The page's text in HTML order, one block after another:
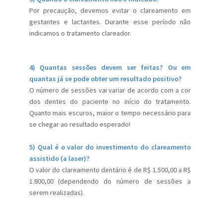
Por precaução, devemos evitar o clareamento em
gestantes e lactantes. Durante esse período não
indicamos o tratamento clareador.
4) Quantas sessões devem ser feitas? Ou em
quantas já se pode obter um resultado positivo?
O número de sessões vai variar de acordo com a cor
dos dentes do paciente no início do tratamento.
Quanto mais escuros, maior o tempo necessário para
se chegar ao resultado esperado!
5) Qual é o valor do investimento do clareamento
assistido (a laser)?
O valor do clareamento dentário é de R$ 1.500,00 a R$
1.800,00 (dependendo do número de sessões a
serem realizadas).